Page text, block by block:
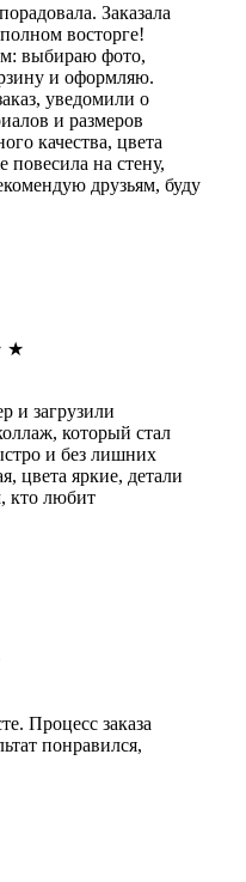
Заказала
восторге!
выбираю фото,
и оформляю.
уведомили о
и размеров
качества, цвета
на стену,
друзьям, буду
★
и загрузили
который стал
и без лишних
цвета яркие, детали
кто любит
Процесс заказа
понравился,